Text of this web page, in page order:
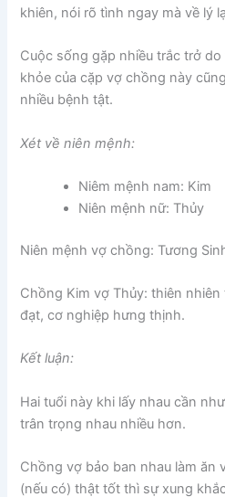
khiên, nói rõ tình ngay mà về lý
Cuộc sống gặp nhiều trắc trở
khỏe của cặp vợ chồng này
nhiều bệnh tật.
Xét về niên mệnh:
Niêm mệnh nam: Kim
Niên mệnh nữ: Thủy
Niên mệnh vợ chồng: Tương
Chồng Kim vợ Thủy: thiên
đạt, cơ nghiệp hưng thịnh.
Kết luận:
Hai tuổi này khi lấy nhau cần
trân trọng nhau nhiều hơn.
Chồng vợ bảo ban nhau làm ăn
(nếu có) thật tốt thì sự xung